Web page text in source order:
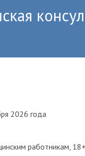
2026 года
работникам, 18+